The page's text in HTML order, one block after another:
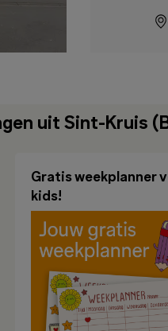
uit Sint-Kruis
Gratis weekplanner
kids!